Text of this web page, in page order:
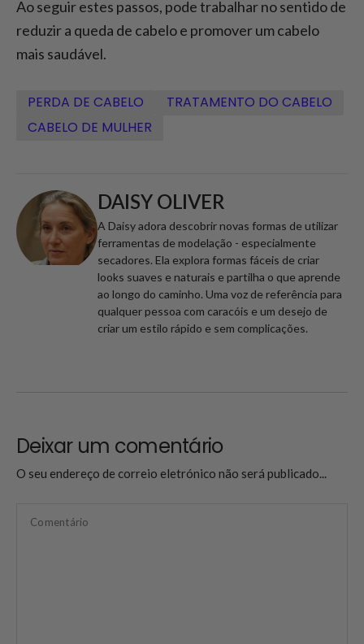
Ao seguir estes passos, pode trabalhar no sentido de
reduzir a queda de cabelo e promover um cabelo
mais saudável.
PERDA DE CABELO
TRATAMENTO DO CABELO
CABELO DE MULHER
DAISY OLIVER
A Daisy adora descobrir novas formas de utilizar
ferramentas de modelação - especialmente
secadores. Ela explora formas fáceis de criar
looks suaves e naturais e partilha o que aprende
ao longo do caminho. Uma voz de referência para
qualquer pessoa com caracóis e um desejo de
criar um estilo rápido e sem complicações.
Deixar um comentário
O seu endereço de correio eletrónico não será publicado...
Comentário